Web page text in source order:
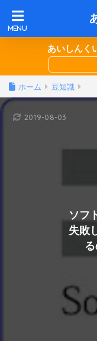
あいしんく
ホーム 豆知識
ソフ
失敗
2019-08-03